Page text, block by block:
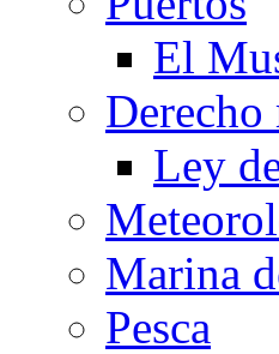
El
Ley
Marina
Pesca